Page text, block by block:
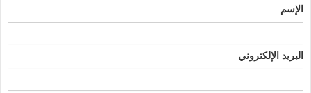
الإسم
البريد الإلكتروني